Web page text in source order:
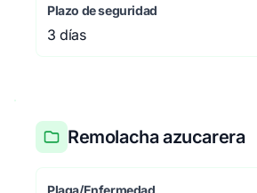
Plazo de seguridad
3 días
Remolacha azucarera
Plaga/Enfermedad